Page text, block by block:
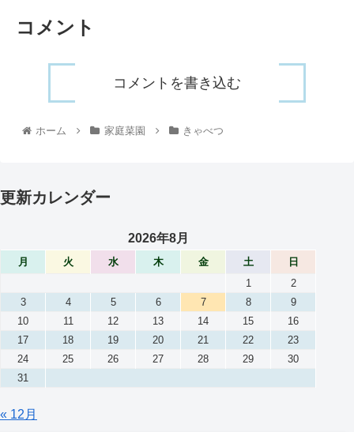
コメント
コメントを書き込む
ホーム 家庭菜園 きゃべつ
更新カレンダー
2026年8月
月 火 水 木 金 土
日
1
2
3
4 5 6 7 8
9
10
11 12 13 14 15
16
17
18 19 20 21 22
23
24
25 26 27 28 29
30
31
« 12月